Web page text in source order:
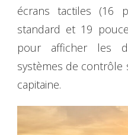
écrans tactiles (16
standard et 19
pour afficher les
systèmes de contrôle
capitaine.